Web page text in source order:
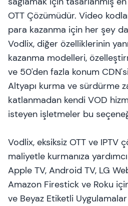
OTT Çözümüdür. Video
para kazanma için her şey
Vodlix, diğer özelliklerinin
kazanma modelleri,
ve 50'den fazla konum
Altyapı kurma ve sürdürme
katlanmadan kendi VOD
isteyen işletmeler bu
Vodlix, eksiksiz OTT ve IPTV
maliyetle kurmanıza
Apple TV, Android TV, LG
Amazon Firestick ve Roku
ve Beyaz Etiketli